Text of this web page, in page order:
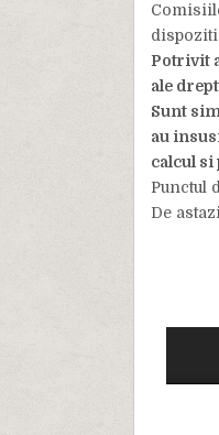
Potrivit
ale
Sunt
au
calcul si
Punctul
De